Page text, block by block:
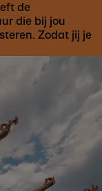
de
die bij jou
Zodat jij je